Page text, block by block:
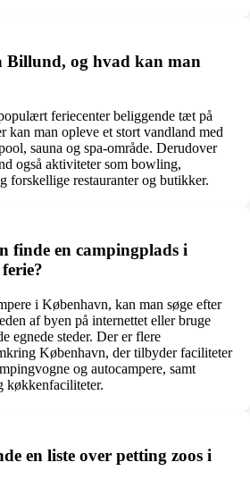
Billund, og hvad kan man
feriecenter beliggende tæt på
man opleve et stort vandland med
sauna og spa-område. Derudover
også aktiviteter som bowling,
forskellige restauranter og butikker.
finde en campingplads i
i København, kan man søge efter
af byen på internettet eller bruge
egnede steder. Der er flere
København, der tilbyder faciliteter
og autocampere, samt
køkkenfaciliteter.
en liste over petting zoos i